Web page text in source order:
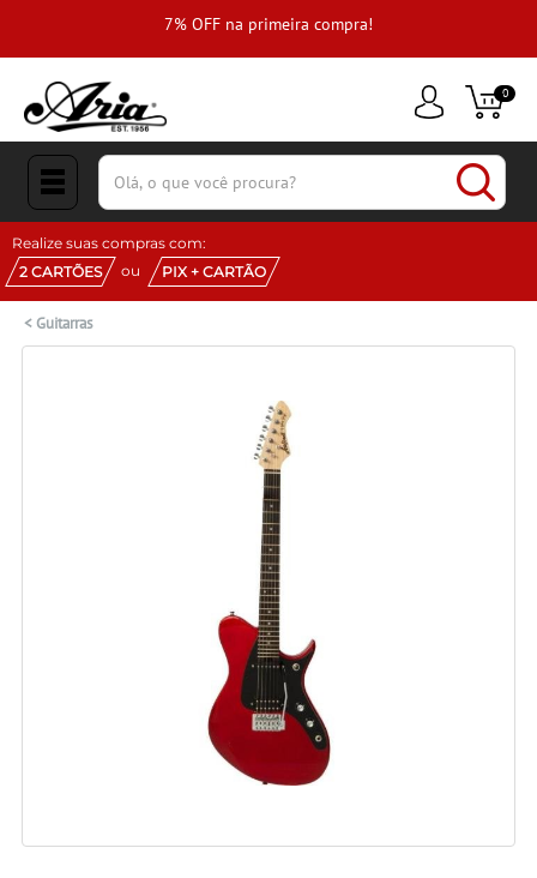
7% OFF na primeira compra!
0
(pesquisar)
Realize suas compras com:
2 CARTÕES
ou PIX + CARTÃO
<Guitarras